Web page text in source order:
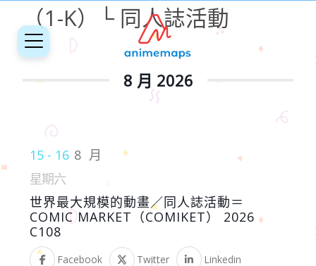
（1-K）└ 同人誌活動
8 月 2026
15 - 16 8 月
星期六
世界最大規模的動畫／同人誌活動＝
COMIC MARKET（COMIKET） 2026
C108
Facebook Twitter Linkedin